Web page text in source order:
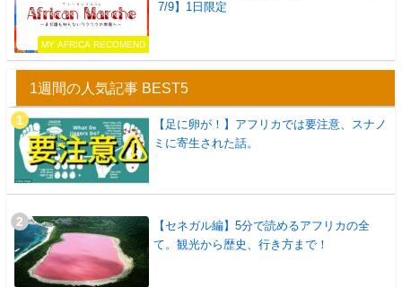
MY AFRICA RECOMEND
7/9】1日限定
1週間の人気記事 BEST5
【足に卵が！】アフリカでは要注意、スナノ
ミに寄生された話。
【セネガル編】5分で読めるアフリカの全
て。観光から歴史、行き方まで！